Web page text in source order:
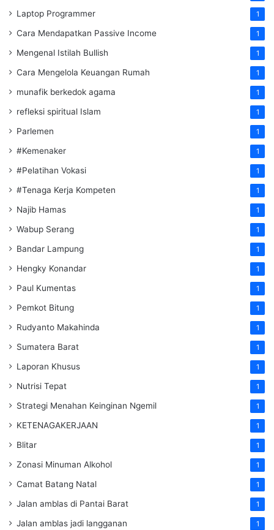
Laptop Programmer 1
Cara Mendapatkan Passive Income 1
Mengenal Istilah Bullish 1
Cara Mengelola Keuangan Rumah 1
munafik berkedok agama 1
refleksi spiritual Islam 1
Parlemen 1
#Kemenaker 1
#Pelatihan Vokasi 1
#Tenaga Kerja Kompeten 1
Najib Hamas 1
Wabup Serang 1
Bandar Lampung 1
Hengky Konandar 1
Paul Kumentas 1
Pemkot Bitung 1
Rudyanto Makahinda 1
Sumatera Barat 1
Laporan Khusus 1
Nutrisi Tepat 1
Strategi Menahan Keinginan Ngemil 1
KETENAGAKERJAAN 1
Blitar 1
Zonasi Minuman Alkohol 1
Camat Batang Natal 1
Jalan amblas di Pantai Barat 1
Jalan amblas jadi langganan 1